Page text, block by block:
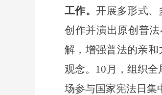
工作。开展多形式、
创作并演出原创普
解，增强普法的亲和
观念。 10月，组织全
场参与国家宪法日集